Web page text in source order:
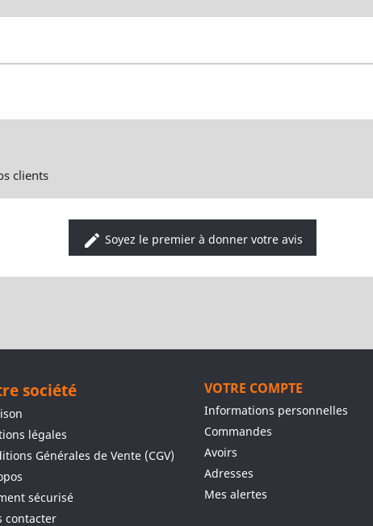
clients
edit Soyez le premier à donner votre avis
société
légales
Générales de Vente (CGV)
sécurisé
contacter
VOTRE COMPTE
Informations personnelles
Commandes
Avoirs
Adresses
Mes alertes